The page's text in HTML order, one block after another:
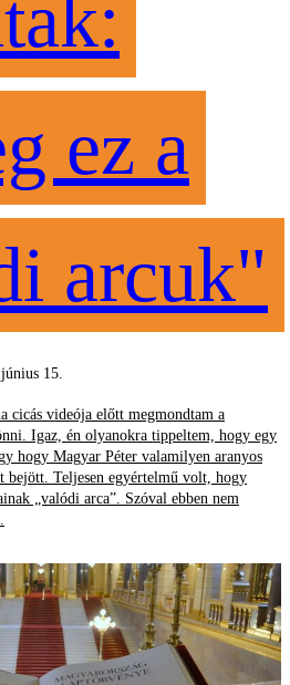
ez a
arcuk"
június 15.
cicás videója előtt megmondtam a
Igaz, én olyanokra tippeltem, hogy egy
hogy Magyar Péter valamilyen aranyos
bejött. Teljesen egyértelmű volt, hogy
„valódi arca”. Szóval ebben nem